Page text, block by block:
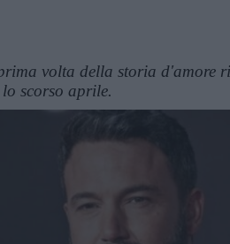
volta della storia d'amore
scorso aprile.